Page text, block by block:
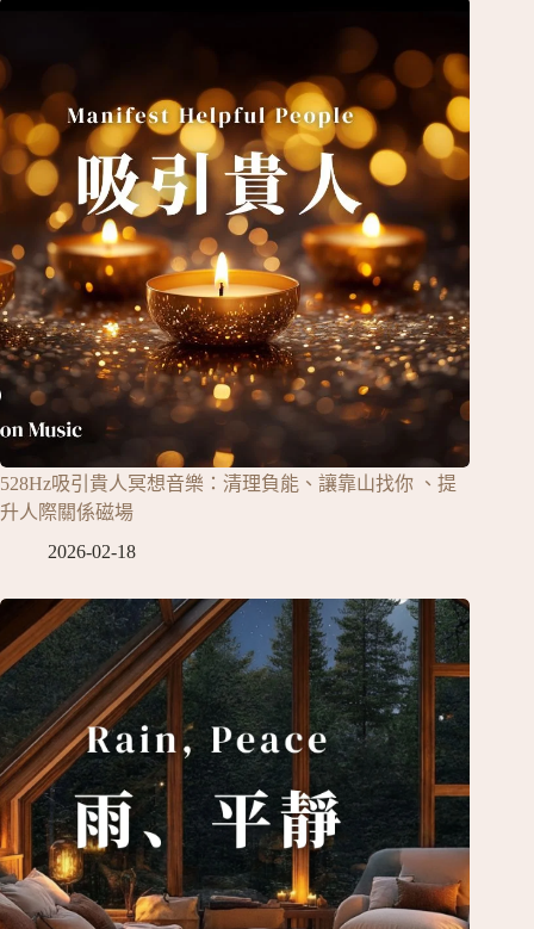
528Hz吸引貴人冥想音樂：清理負能、讓靠山找你 、提
升人際關係磁場
2026-02-18